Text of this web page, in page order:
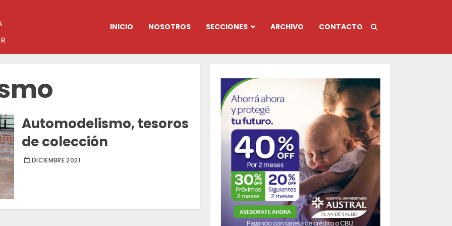
INICIO NOSOTROS SECCIONES ARCHIVO CONTACTO
Automodelismo, tesoros
de colección
DICIEMBRE 2021